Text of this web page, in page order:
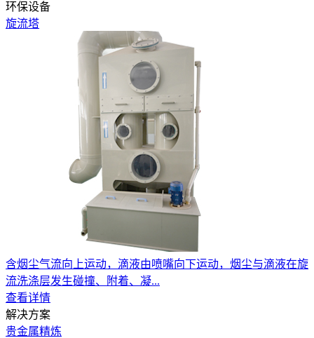
环保设备
旋流塔
含烟尘气流向上运动，滴液由喷嘴向下运动，烟尘与滴液在旋
流洗涤层发生碰撞、附着、凝...
查看详情
解决方案
贵金属精炼